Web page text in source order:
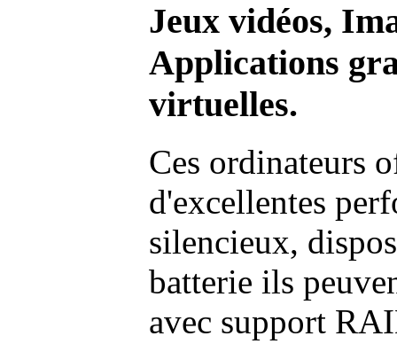
Jeux vidéos,
Applications
virtuelles.
Ces ordinateurs
d'excellentes
silencieux,
batterie ils
avec support